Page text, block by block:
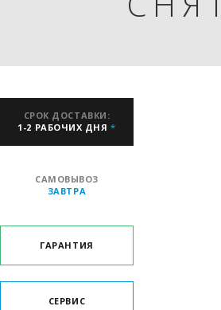
СРОК ДОСТАВКИ:
1-2 РАБОЧИХ ДНЯ*
САМОВЫВОЗ
ЗАВТРА
ГАРАНТИЯ
СЕРВИС